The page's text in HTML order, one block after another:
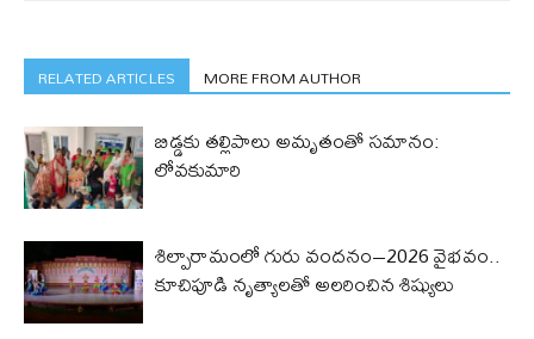
RELATED ARTICLES MORE FROM AUTHOR
బిడ్డ‌కు త‌ల్లిపాలు అమృతంతో స‌మానం:
లోవ‌కుమారి
శిల్పారామంలో గురు వందనం–2026 వైభవం..
కూచిపూడి నృత్యాలతో అలరించిన శిష్యులు